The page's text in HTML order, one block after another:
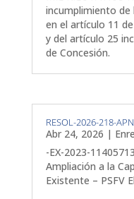
incumplimiento de
en el artículo 11
y del artículo 25
de Concesión.
RESOL-2026-218-
Abr 24, 2026 | Enre
-EX-2023-
Ampliación a la
Existente – PSFV